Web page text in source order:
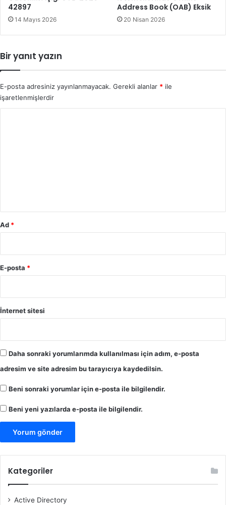
42897
14 Mayıs 2026
Address Book (OAB) Eksik
20 Nisan 2026
Bir yanıt yazın
E-posta adresiniz yayınlanmayacak. Gerekli alanlar * ile
işaretlenmişlerdir
Ad *
E-posta *
İnternet sitesi
Daha sonraki yorumlarımda kullanılması için adım, e-posta
adresim ve site adresim bu tarayıcıya kaydedilsin.
Beni sonraki yorumlar için e-posta ile bilgilendir.
Beni yeni yazılarda e-posta ile bilgilendir.
Kategoriler
Active Directory